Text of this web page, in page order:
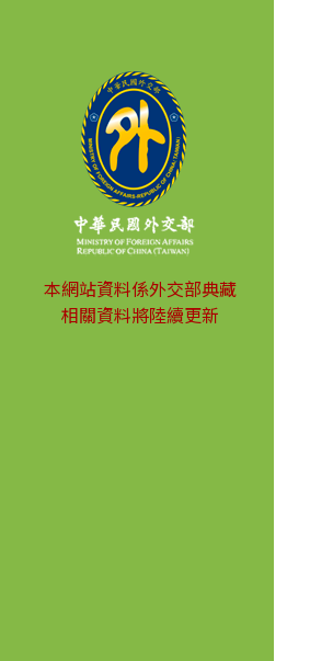
本網站資料係外交部典藏
相關資料將陸續更新